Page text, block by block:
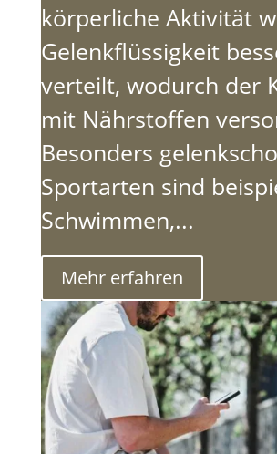
körperliche Aktivität
Gelenkflüssigkeit
verteilt, wodurch der
mit Nährstoffen
Besonders
Sportarten sind
Schwimmen,...
Mehr erfahren